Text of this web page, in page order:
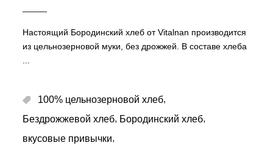
Настоящий Бородинский хлеб от Vitalnan производится
из цельнозерновой муки, без дрожжей. В составе хлеба
100% цельнозерновой хлеб,
Бездрожжевой хлеб, Бородинский хлеб,
вкусовые привычки,